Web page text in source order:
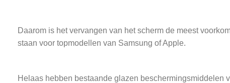
Daarom is het vervangen van het scherm de meest
staan voor topmodellen van Samsung of Apple.
Helaas hebben bestaande glazen